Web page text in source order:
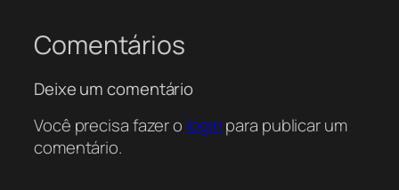
Comentários
Deixe um comentário
Você precisa fazer o loginpara publicar um
comentário.